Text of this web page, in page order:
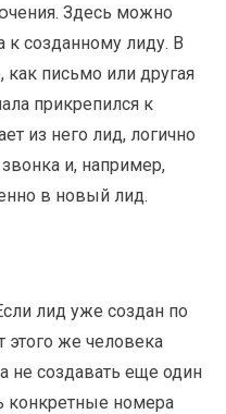
Здесь можно
к созданному лиду. В
как письмо или другая
прикрепился к
из него лид, логично
и, например,
в новый лид.
лид уже создан по
этого же человека
не создавать еще один
конкретные номера